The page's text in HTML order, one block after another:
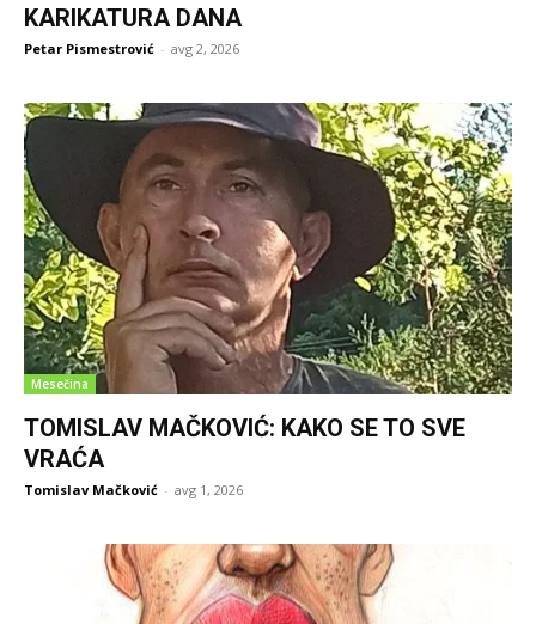
KARIKATURA DANA
Petar Pismestrović - avg 2, 2026
Mesečina
TOMISLAV MAČKOVIĆ: KAKO SE TO SVE
VRAĆA
Tomislav Mačković - avg 1, 2026